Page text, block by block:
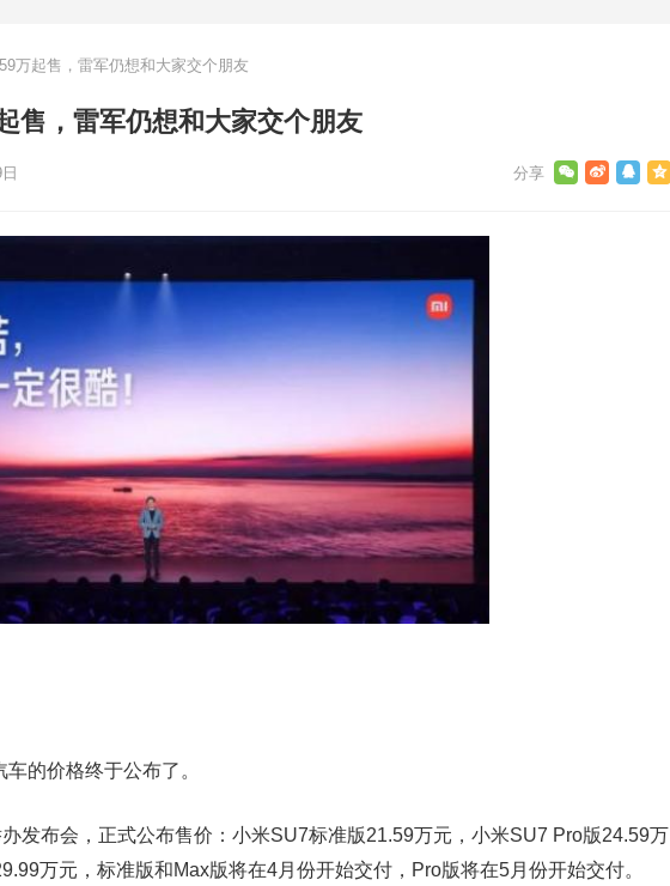
万起售，雷军仍想和大家交个朋友
售，雷军仍想和大家交个朋友
的价格终于公布了。
发布会，正式公布售价：小米SU7标准版21.59万元，小米SU7 Pro版24.59万
万元，标准版和Max版将在4月份开始交付，Pro版将在5月份开始交付。